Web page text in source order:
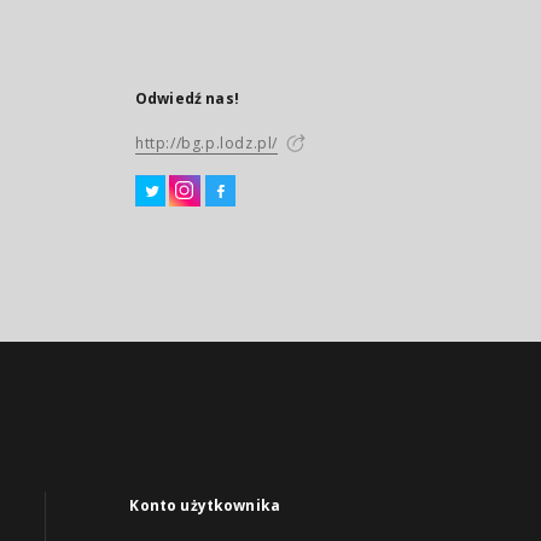
Odwiedź nas!
http://bg.p.lodz.pl/
Konto użytkownika